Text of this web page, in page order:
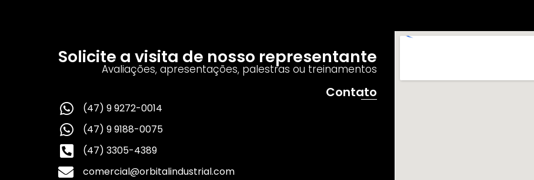
Solicite a visita de nosso representante
Avaliações, apresentações, palestras ou treinamentos
Contato
(47) 9 9272-0014
(47) 9 9188-0075
(47) 3305-4389
comercial@orbitalindustrial.com